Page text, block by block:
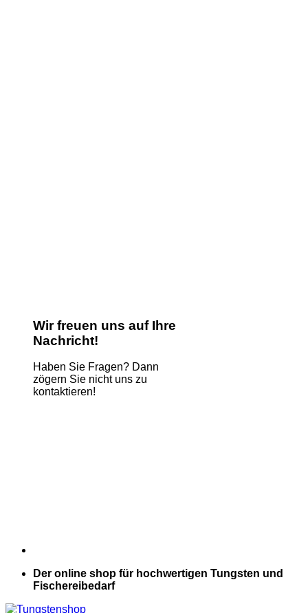
Wir freuen uns auf Ihre
Nachricht!
Haben Sie Fragen? Dann
zögern Sie nicht uns zu
kontaktieren!
Der online shop für hochwertigen Tungsten und
Fischereibedarf